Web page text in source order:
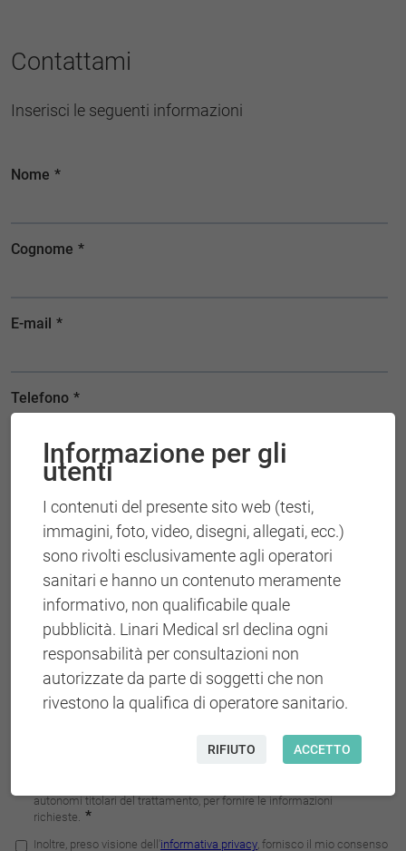
Contattami
Inserisci le seguenti informazioni
Informazione per gli
utenti
I contenuti del presente sito web (testi,
immagini, foto, video, disegni, allegati, ecc.)
sono rivolti esclusivamente agli operatori
sanitari e hanno un contenuto meramente
informativo, non qualificabile quale
pubblicità. Linari Medical srl declina ogni
responsabilità per consultazioni non
autorizzate da parte di soggetti che non
rivestono la qualifica di operatore sanitario.
RIFIUTO ACCETTO